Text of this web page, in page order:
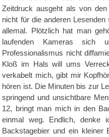
Zeitdruck ausgeht als von
nicht für die anderen
allemal. Plötzlich hat man
laufenden Kameras sich
Professionalismus nicht
Kloß im Hals will ums
verkabelt mich, gibt mir
hören ist. Die Minuten bis zur
springend und unsichtbare
12, bringt man mich in den
einmal weg. Endlich, denke
Backstagebier und ein kleiner